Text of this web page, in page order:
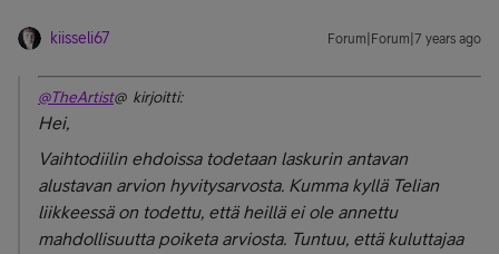
kiisseli67 Forum|Forum|7 years ago
@TheArtist@ kirjoitti:
Hei,
Vaihtodiilin ehdoissa todetaan laskurin antavan
alustavan arvion hyvitysarvosta. Kumma kyllä Telian
liikkeessä on todettu, että heillä ei ole annettu
mahdollisuutta poiketa arviosta. Tuntuu, että kuluttajaa